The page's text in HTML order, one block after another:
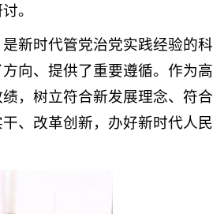
。
新时代管党治党实践经验的科
向、提供了重要遵循。作为高
，树立符合新发展理念、符合
、改革创新，办好新时代人民